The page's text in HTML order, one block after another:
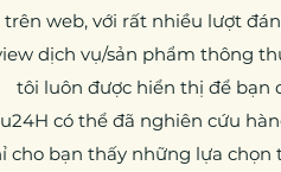
web, với rất nhiều lượt
dịch vụ/sản phẩm thông
tôi luôn được hiển thị để bạn
có thể đã nghiên cứu
cho bạn thấy những lựa